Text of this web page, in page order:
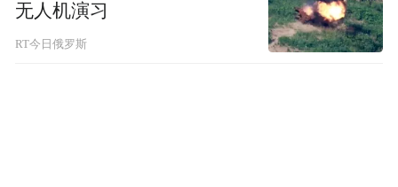
无人机演习
RT今日俄罗斯